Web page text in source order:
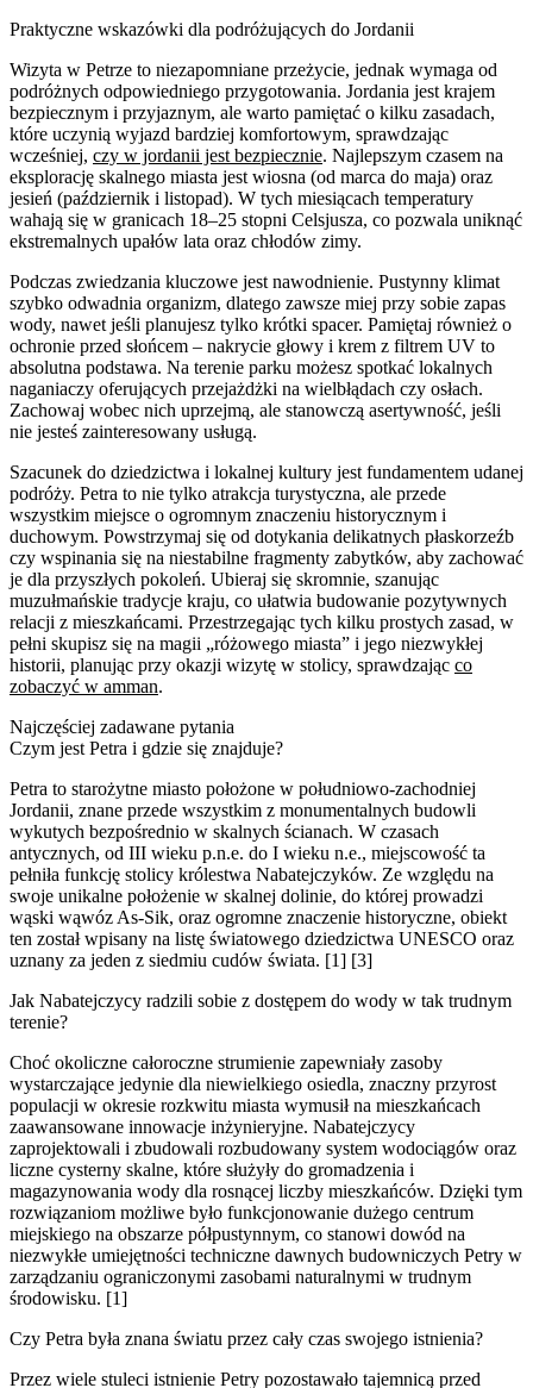
Praktyczne wskazówki dla podróżujących do Jordanii
Wizyta w Petrze to niezapomniane przeżycie, jednak wymaga od
podróżnych odpowiedniego przygotowania. Jordania jest krajem
bezpiecznym i przyjaznym, ale warto pamiętać o kilku zasadach,
które uczynią wyjazd bardziej komfortowym, sprawdzając
wcześniej, czy w jordanii jest bezpiecznie. Najlepszym czasem na
eksplorację skalnego miasta jest wiosna (od marca do maja) oraz
jesień (październik i listopad). W tych miesiącach temperatury
wahają się w granicach 18–25 stopni Celsjusza, co pozwala uniknąć
ekstremalnych upałów lata oraz chłodów zimy.
Podczas zwiedzania kluczowe jest nawodnienie. Pustynny klimat
szybko odwadnia organizm, dlatego zawsze miej przy sobie zapas
wody, nawet jeśli planujesz tylko krótki spacer. Pamiętaj również o
ochronie przed słońcem – nakrycie głowy i krem z filtrem UV to
absolutna podstawa. Na terenie parku możesz spotkać lokalnych
naganiaczy oferujących przejażdżki na wielbłądach czy osłach.
Zachowaj wobec nich uprzejmą, ale stanowczą asertywność, jeśli
nie jesteś zainteresowany usługą.
Szacunek do dziedzictwa i lokalnej kultury jest fundamentem udanej
podróży. Petra to nie tylko atrakcja turystyczna, ale przede
wszystkim miejsce o ogromnym znaczeniu historycznym i
duchowym. Powstrzymaj się od dotykania delikatnych płaskorzeźb
czy wspinania się na niestabilne fragmenty zabytków, aby zachować
je dla przyszłych pokoleń. Ubieraj się skromnie, szanując
muzułmańskie tradycje kraju, co ułatwia budowanie pozytywnych
relacji z mieszkańcami. Przestrzegając tych kilku prostych zasad, w
pełni skupisz się na magii „różowego miasta” i jego niezwykłej
historii, planując przy okazji wizytę w stolicy, sprawdzając co
zobaczyć w amman.
Najczęściej zadawane pytania
Czym jest Petra i gdzie się znajduje?
Petra to starożytne miasto położone w południowo-zachodniej
Jordanii, znane przede wszystkim z monumentalnych budowli
wykutych bezpośrednio w skalnych ścianach. W czasach
antycznych, od III wieku p.n.e. do I wieku n.e., miejscowość ta
pełniła funkcję stolicy królestwa Nabatejczyków. Ze względu na
swoje unikalne położenie w skalnej dolinie, do której prowadzi
wąski wąwóz As-Sik, oraz ogromne znaczenie historyczne, obiekt
ten został wpisany na listę światowego dziedzictwa UNESCO oraz
uznany za jeden z siedmiu cudów świata. [1] [3]
Jak Nabatejczycy radzili sobie z dostępem do wody w tak trudnym
terenie?
Choć okoliczne całoroczne strumienie zapewniały zasoby
wystarczające jedynie dla niewielkiego osiedla, znaczny przyrost
populacji w okresie rozkwitu miasta wymusił na mieszkańcach
zaawansowane innowacje inżynieryjne. Nabatejczycy
zaprojektowali i zbudowali rozbudowany system wodociągów oraz
liczne cysterny skalne, które służyły do gromadzenia i
magazynowania wody dla rosnącej liczby mieszkańców. Dzięki tym
rozwiązaniom możliwe było funkcjonowanie dużego centrum
miejskiego na obszarze półpustynnym, co stanowi dowód na
niezwykłe umiejętności techniczne dawnych budowniczych Petry w
zarządzaniu ograniczonymi zasobami naturalnymi w trudnym
środowisku. [1]
Czy Petra była znana światu przez cały czas swojego istnienia?
Przez wiele stuleci istnienie Petry pozostawało tajemnicą przed